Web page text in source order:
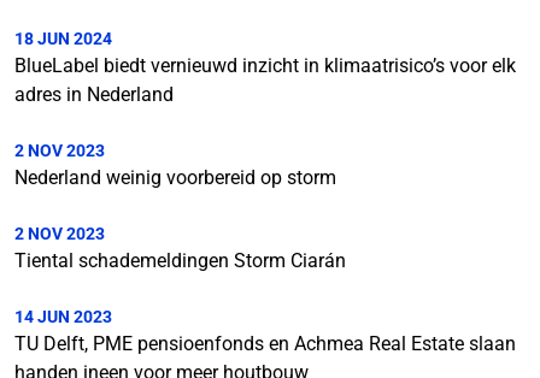
18 JUN 2024
BlueLabel biedt vernieuwd inzicht in klimaatrisico’s voor elk
adres in Nederland
2 NOV 2023
Nederland weinig voorbereid op storm
2 NOV 2023
Tiental schademeldingen Storm Ciarán
14 JUN 2023
TU Delft, PME pensioenfonds en Achmea Real Estate slaan
handen ineen voor meer houtbouw